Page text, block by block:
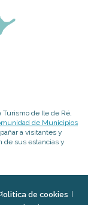
Turismo de Ile de Ré,
de Municipios
a visitantes y
de sus estancias y
de cookies